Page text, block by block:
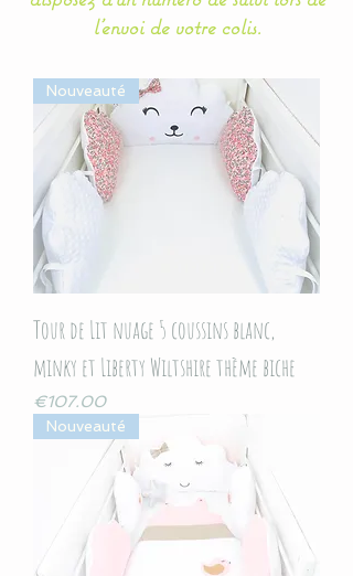
l'envoi de votre colis.
Nouveauté
Tour de Lit nuage 5 coussins blanc,
minky et Liberty Wiltshire thème biche
Price
€107.00
Nouveauté